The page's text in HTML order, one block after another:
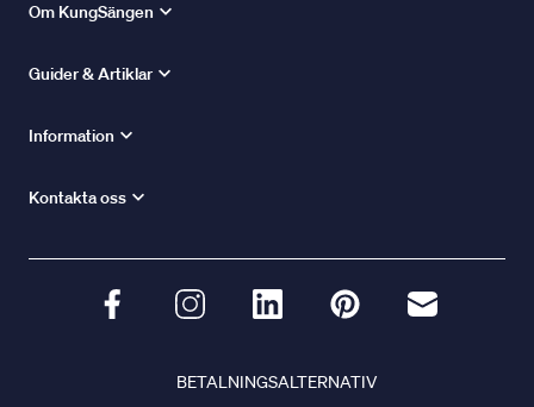
Om KungSängen
Guider & Artiklar
Information
Kontakta oss
BETALNINGSALTERNATIV